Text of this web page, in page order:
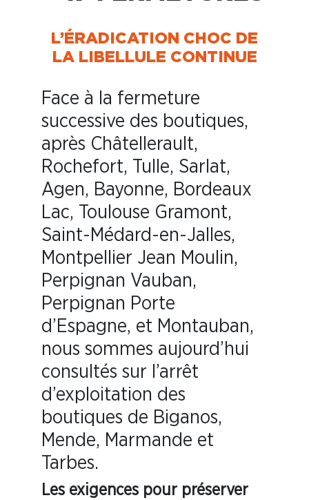
L’ÉRADICATION CHOC DE
LA LIBELLULE CONTINUE
Face à la fermeture
successive des boutiques,
après Châtellerault,
Rochefort, Tulle, Sarlat,
Agen, Bayonne, Bordeaux
Lac, Toulouse Gramont,
Saint-Médard-en-Jalles,
Montpellier Jean Moulin,
Perpignan Vauban,
Perpignan Porte
d’Espagne, et Montauban,
nous sommes aujourd’hui
consultés sur l’arrêt
d’exploitation des
boutiques de Biganos,
Mende, Marmande et
Tarbes.
Les exigences pour préserver